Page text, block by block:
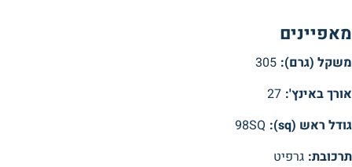
מאפיינים
משקל (גרם): 305
אורך באינץ': 27
גודל ראש (sq):
98SQ
תרכובת: גרפיט